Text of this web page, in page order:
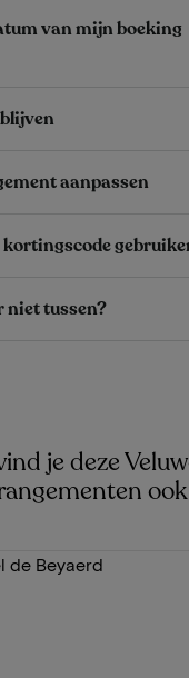
van mijn boeking
aanpassen
niet tussen?
je deze